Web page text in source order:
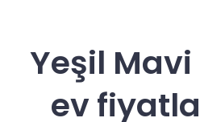
Yeşil
ev